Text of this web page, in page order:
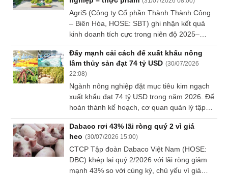
AgriS (Công ty Cổ phần Thành Thành Công
– Biên Hòa, HOSE: SBT) ghi nhận kết quả
kinh doanh tích cực trong niên độ 2025–
2026, duy trì tăng trưởng và hoàn thành
vượt kế hoạch doanh thu trong bối cảnh thị
trường nông sản và môi trường kinh doanh
toàn cầu tiếp tục đối mặt với nhiều biến
động.
Đẩy mạnh cải cách để xuất khẩu nông
lâm thủy sản đạt 74 tỷ USD (30/07/2026
22:08)
Ngành nông nghiệp đặt mục tiêu kim ngạch
xuất khẩu đạt 74 tỷ USD trong năm 2026. Để
hoàn thành kế hoạch, cơ quan quản lý tập
trung rút ngắn thủ tục hành chính, số hóa
quy trình và kiểm soát chặt chẽ dữ liệu truy
xuất nguồn gốc.
Dabaco rơi 43% lãi ròng quý 2 vì giá
heo (30/07/2026 15:00)
CTCP Tập đoàn Dabaco Việt Nam (HOSE:
DBC) khép lại quý 2/2026 với lãi ròng giảm
mạnh 43% so với cùng kỳ, chủ yếu vì giá
Sách
tài
chính
cụ
đầu
tư